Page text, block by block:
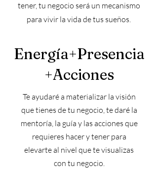
tener, tu negocio será un mecanismo
para vivir la vida de tus sueños.
Energía+Presencia
+Acciones
Te ayudaréa materializar la visión
que tienes de tu negocio, te daré la
mentoría, la guía y las acciones que
requieres hacer y tener para
elevarte al nivel que te visualizas
con tu negocio.